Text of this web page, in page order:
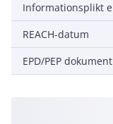
REACH-datum
EPD/PEP dokument